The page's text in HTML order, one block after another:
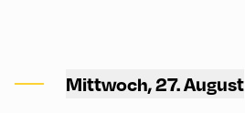
Mittwoch, 27. August
Area